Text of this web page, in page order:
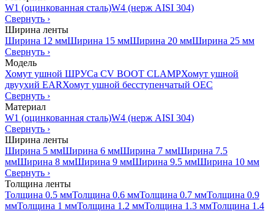
W1 (оцинкованная сталь)W4 (нерж AISI 304)
Свернуть ›
Ширина ленты
Ширина 12 ммШирина 15 ммШирина 20 ммШирина 25 мм
Свернуть ›
Модель
Хомут ушной ШРУСа CV BOOT CLAMPХомут ушной
двуухий EARХомут ушной бесступенчатый OEC
Свернуть ›
Материал
W1 (оцинкованная сталь)W4 (нерж AISI 304)
Свернуть ›
Ширина ленты
Ширина 5 ммШирина 6 ммШирина 7 ммШирина 7.5
ммШирина 8 ммШирина 9 ммШирина 9.5 ммШирина 10 мм
Свернуть ›
Толщина ленты
Толщина 0.5 ммТолщина 0.6 ммТолщина 0.7 ммТолщина 0.9
ммТолщина 1 ммТолщина 1.2 ммТолщина 1.3 ммТолщина 1.4